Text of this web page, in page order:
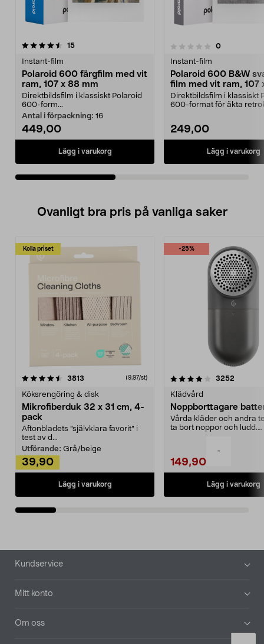
-
15recensioner
Instant-film
Polaroid 600 färgfilm med vit
ram, 107 x 88 mm
Direktbildsfilm i klassiskt Polaroid
600-form...
Antal i förpackning: 16
449,00
Lägg i varukorg
0.0 av 5 stjärnor 0recensioner
Instant-film
Polaroid 600 B&W
film med vit ram, 107
mm
Direktbildsfilm i klassiskt
600-format för äkta
249,00
Lägg i varukorg
4.5av 5 stjärnor
Ovanligt bra pris på vanliga saker
Kolla priset
3813 (9,97/st)
Köksrengöring & disk
Mikrofiberduk 32 x 31 cm, 4-
pack
Aftonbladets "självklara favorit” i
test av d...
Utförande: Grå/beige
39,90
Lägg i varukorg
-25%
4.0av 5 stjärnor 3252
Klädvård
Noppborttagare
Vårda kläder och andra
ta bort noppor och ludd.
149,90
Lägg i varukorg
4.5av 5 stjärnor
Sidfot
Kundservice
Mitt konto
Om oss